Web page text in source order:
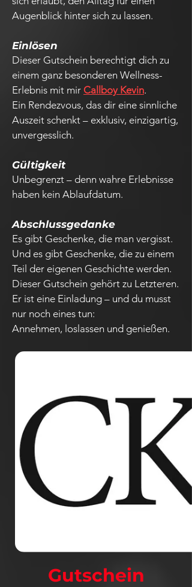
Augenblick hinter sich zu lassen.
Einlösen
Dieser Gutschein berechtigt dich zu
einem ganz besonderen Wellness-
Erlebnis mit mir Callboy Kevin.
Ein Rendezvous, das dir eine sinnliche
Auszeit schenkt – exklusiv, einzigartig,
unvergesslich.
Gültigkeit
Unbegrenzt – denn wahre Erlebnisse
haben kein Ablaufdatum.
Abschlussgedanke
Es gibt Geschenke, die man vergisst.
Und es gibt Geschenke, die zu einem
Teil der eigenen Geschichte werden.
Dieser Gutschein gehört zu Letzteren.
Er ist eine Einladung – und du musst
nur noch eines tun:
Annehmen, loslassen und genießen.
Gutschein